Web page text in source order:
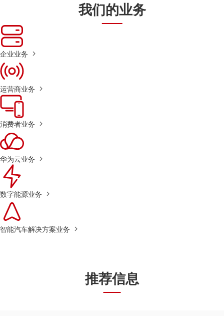
我们的业务
企业业务
运营商业务
消费者业务
华为云业务
数字能源业务
智能汽车解决方案业务
推荐信息